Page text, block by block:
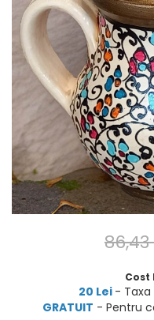
86,43
Cost
20 Lei - Taxa
GRATUIT - Pentru